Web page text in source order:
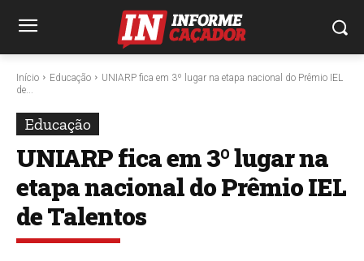
Início Educação
UNIARP fica em 3º lugar na etapa nacional do Prêmio IEL
de...
Educação
UNIARP fica em 3º lugar na
etapa nacional do Prêmio IEL
de Talentos